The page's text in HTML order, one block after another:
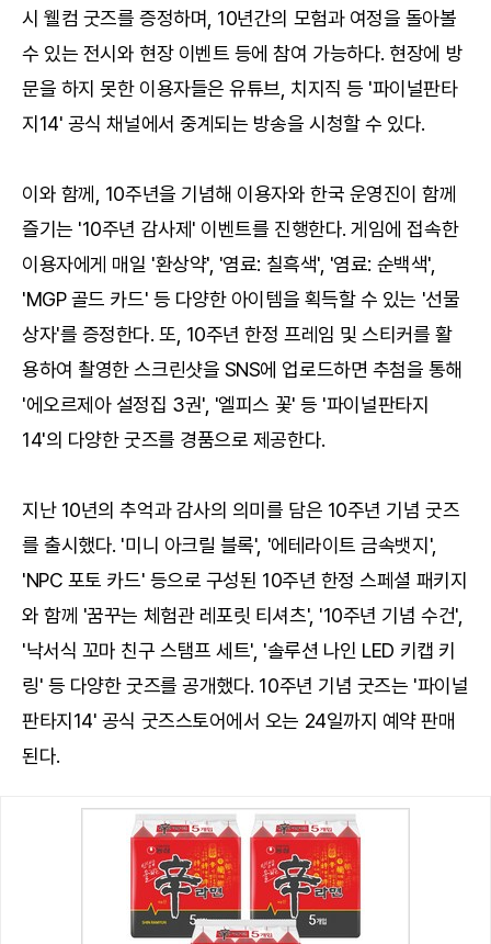
시 웰컴 굿즈를 증정하며, 10년간의 모험과 여정을 돌아볼
수 있는 전시와 현장 이벤트 등에 참여 가능하다. 현장에 방
문을 하지 못한 이용자들은 유튜브, 치지직 등 '파이널판타
지14' 공식 채널에서 중계되는 방송을 시청할 수 있다.
이와 함께, 10주년을 기념해 이용자와 한국 운영진이 함께
즐기는 '10주년 감사제' 이벤트를 진행한다. 게임에 접속한
이용자에게 매일 '환상약', '염료: 칠흑색', '염료: 순백색',
'MGP 골드 카드' 등 다양한 아이템을 획득할 수 있는 '선물
상자'를 증정한다. 또, 10주년 한정 프레임 및 스티커를 활
용하여 촬영한 스크린샷을 SNS에 업로드하면 추첨을 통해
'에오르제아 설정집 3권', '엘피스 꽃' 등 '파이널판타지
14'의 다양한 굿즈를 경품으로 제공한다.
지난 10년의 추억과 감사의 의미를 담은 10주년 기념 굿즈
를 출시했다. '미니 아크릴 블록', '에테라이트 금속뱃지',
'NPC 포토 카드' 등으로 구성된 10주년 한정 스페셜 패키지
와 함께 '꿈꾸는 체험관 레포릿 티셔츠', '10주년 기념 수건',
'낙서식 꼬마 친구 스탬프 세트', '솔루션 나인 LED 키캡 키
링' 등 다양한 굿즈를 공개했다. 10주년 기념 굿즈는 '파이널
판타지14' 공식 굿즈스토어에서 오는 24일까지 예약 판매
된다.